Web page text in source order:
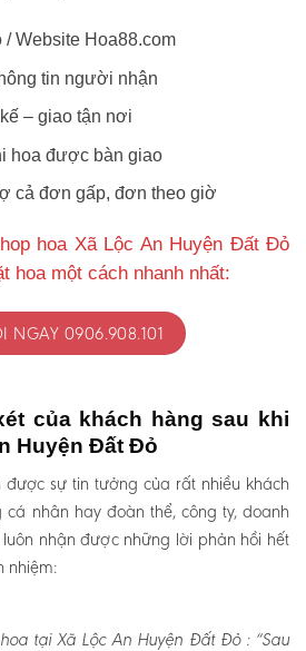
Website Hoa88.com
tin người nhận
– giao tận nơi
hoa được bàn giao
cả đơn gấp, đơn theo giờ
hoa Xã Lộc An Huyện Đất Đỏ
hoa một cách nhanh nhất:
NGAY 0906.908.101
của khách hàng sau khi
Huyện Đất Đỏ
được sự tin tưởng của rất nhiều khách
nhân hay đoàn thể, công ty, doanh
nhận được những lời phản hồi hết
nhiệm:
tại Xã Lộc An Huyện Đất Đỏ :“Sau